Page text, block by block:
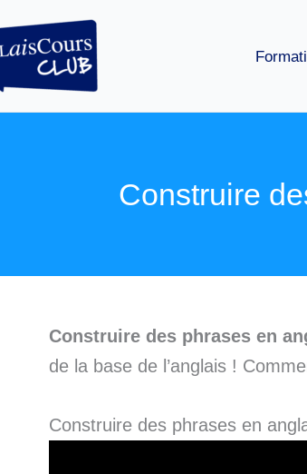
Construire
Construire des phrases en
de la base de l’anglais !
Construire des phrases en